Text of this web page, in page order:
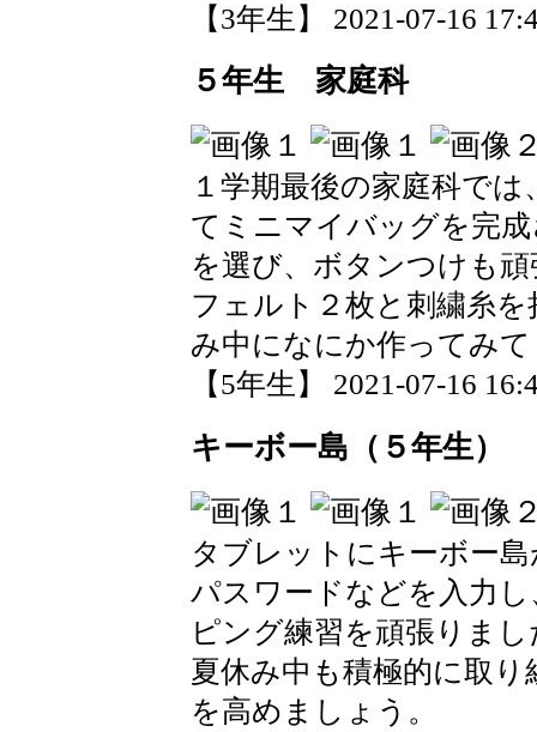
【3年生】 2021-07-16
５年生 家庭科
１学期最後の家庭科で
てミニマイバッグを完
を選び、ボタンつけも
フェルト２枚と刺繍糸
み中になにか作ってみ
【5年生】 2021-07-16
キーボー島（５年生）
タブレットにキーボー
パスワードなどを入力
ピング練習を頑張りまし
夏休み中も積極的に取
を高めましょう。